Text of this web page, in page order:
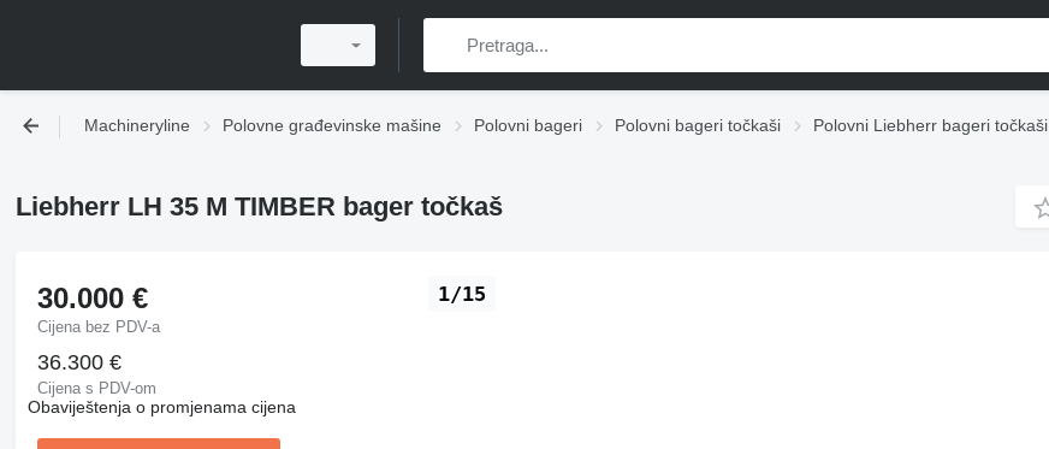
Machineryline Polovne građevinske mašine Polovni bageri Polovni bageri točkaši Polovni Liebherr bageri točkaši
Liebherr LH 35 M TIMBER bager točkaš
1/15
30.000 €
Cijena bez PDV-a
36.300 €
Cijena s PDV-om
Obaviještenja o promjenama cijena